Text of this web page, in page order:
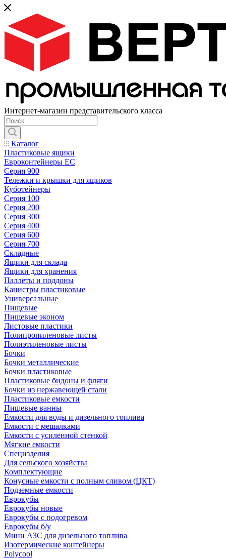
Интернет-магазин представительского класса
Каталог
Пластиковые ящики
Евроконтейнеры ЕС
Серия 900
Тележки и крышки для ящиков
Куботейнеры
Серия 100
Серия 200
Серия 300
Серия 400
Серия 600
Серия 700
Складные
Ящики для склада
Ящики для хранения
Паллеты и поддоны
Канистры пластиковые
Универсальные
Пищевые
Пищевые эконом
Листовые пластики
Полипропиленовые листы
Полиэтиленовые листы
Бочки
Бочки металлические
Бочки пластиковые
Пластиковые бидоны и фляги
Бочки из нержавеющей стали
Пластиковые емкости
Пищевые ванны
Емкости для воды и дизельного топлива
Емкости с мешалками
Емкости с усиленной стенкой
Мягкие емкости
Специзделия
Для сельского хозяйства
Комплектующие
Конусные емкости с полным сливом (ЦКТ)
Подземные емкости
Еврокубы
Еврокубы новые
Еврокубы с подогревом
Еврокубы б/у
Мини АЗС для дизельного топлива
Изотермические контейнеры
Polycool